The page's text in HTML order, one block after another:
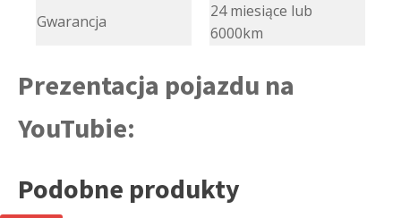
Gwarancja
24 miesiące lub
6000km
Prezentacja pojazdu na
YouTubie:
Podobne produkty